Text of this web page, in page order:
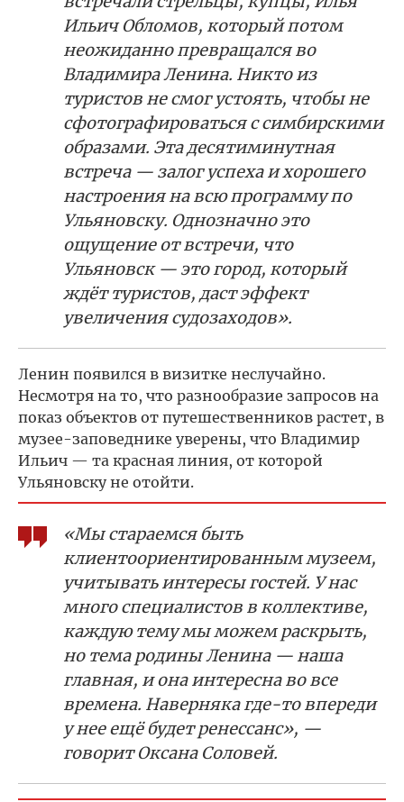
Ильич Обломов, который потом
неожиданно превращался во
Владимира Ленина. Никто из
туристов не смог устоять, чтобы не
сфотографироваться с симбирскими
образами. Эта десятиминутная
встреча — залог успеха и хорошего
настроения на всю программу по
Ульяновску. Однозначно это
ощущение от встречи, что
Ульяновск — это город, который
ждёт туристов, даст эффект
увеличения судозаходов».
Ленин появился в визитке неслучайно.
Несмотря на то, что разнообразие запросов на
показ объектов от путешественников растет, в
музее-заповеднике уверены, что Владимир
Ильич — та красная линия, от которой
Ульяновску не отойти.
«Мы стараемся быть
клиентоориентированным музеем,
учитывать интересы гостей. У нас
много специалистов в коллективе,
каждую тему мы можем раскрыть,
но тема родины Ленина — наша
главная, и она интересна во все
времена. Наверняка где-то впереди
у нее ещё будет ренессанс», —
говорит Оксана Соловей.